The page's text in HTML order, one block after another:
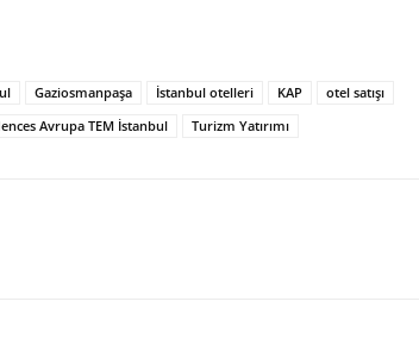
Gaziosmanpaşa İstanbul otelleri KAP
otel satışı
Avrupa TEM İstanbul Turizm Yatırımı